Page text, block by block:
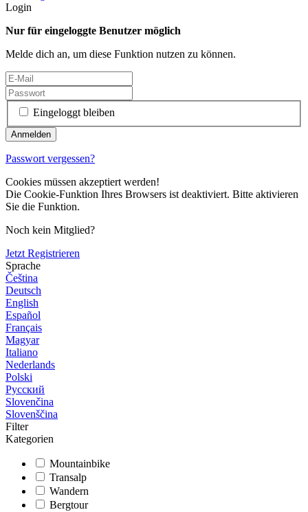
Login
Nur für eingeloggte Benutzer möglich
Melde dich an, um diese Funktion nutzen zu können.
Eingeloggt bleiben
Passwort vergessen?
Cookies müssen akzeptiert werden!
Die Cookie-Funktion Ihres Browsers ist deaktiviert. Bitte aktivieren
Sie die Funktion.
Noch kein Mitglied?
Jetzt Registrieren
Sprache
Čeština
Deutsch
English
Español
Français
Magyar
Italiano
Nederlands
Polski
Русский
Slovenčina
Slovenščina
Filter
Kategorien
Mountainbike
Transalp
Wandern
Bergtour